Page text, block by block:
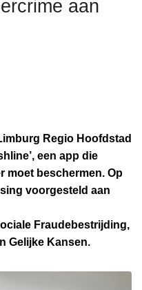
aan
Regio Hoofdstad
een app die
moet beschermen. Op
voorgesteld aan
Fraudebestrijding,
Gelijke Kansen.